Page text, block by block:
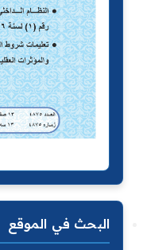
البحث في الموقع